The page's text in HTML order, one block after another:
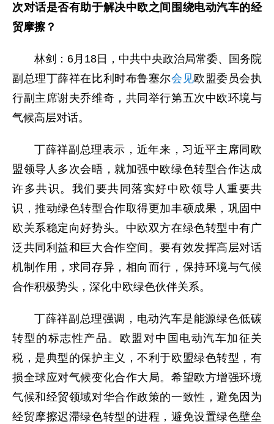
次对话是否有助于解决中欧之间围绕电动汽车的经
贸摩擦？
林剑：6月18日，中共中央政治局常委、国务院
副总理丁薛祥在比利时布鲁塞尔会见欧盟委员会执
行副主席谢夫乔维奇，共同举行第五次中欧环境与
气候高层对话。
丁薛祥副总理表示，近年来，习近平主席同欧
盟领导人多次会晤，就加强中欧绿色转型合作达成
许多共识。我们要共同落实好中欧领导人重要共
识，推动绿色转型合作取得更加丰硕成果，巩固中
欧关系稳定向好势头。中欧双方在绿色转型中有广
泛共同利益和巨大合作空间。要有效发挥高层对话
机制作用，求同存异，相向而行，保持环境与气候
合作积极势头，深化中欧绿色伙伴关系。
丁薛祥副总理强调，电动汽车是能源绿色低碳
转型的标志性产品。欧盟对中国电动汽车加征关
税，是典型的保护主义，不利于欧盟绿色转型，有
损全球应对气候变化合作大局。希望欧方增强环境
气候和经贸领域对华合作政策的一致性，避免因为
经贸摩擦迟滞绿色转型的进程，避免设置绿色壁垒